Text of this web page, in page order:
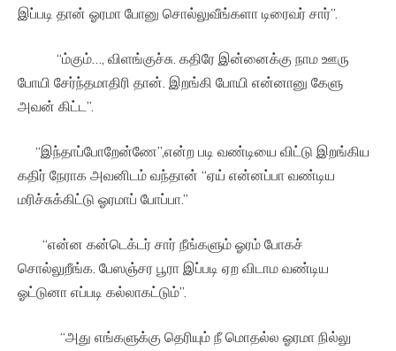
இப்படி தான் ஓரமா போனு சொல்லுவீங்களா டிரைவர் சார்”.
“ம்கும்…, விளங்குச்சு. கதிரே இன்னைக்கு நாம ஊரு
போயி சேர்ந்தமாதிரி தான். இறங்கி போயி என்னானு கேளு
அவன் கிட்ட”.
“இந்தாப்போறேன்ணே”,என்ற படி வண்டியை விட்டு இறங்கிய
கதிர் நேராக அவனிடம் வந்தான் “ஏய் என்னப்பா வண்டிய
மரிச்சுக்கிட்டு ஓரமாப் போப்பா.”
“என்ன கன்டெக்டர் சார் நீங்களும் ஓரம் போகச்
சொல்லுறீங்க. பேஸஞ்சர பூரா இப்படி ஏற விடாம வண்டிய
ஓட்டுனா எப்படி கல்லாகட்டும்”.
“அது எங்களுக்கு தெரியும் நீ மொதல்ல ஓரமா நில்லு